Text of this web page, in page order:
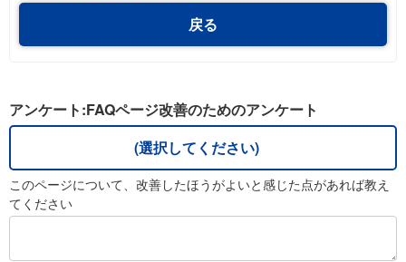
戻る
アンケート:FAQページ改善のためのアンケート
(選択してください)
このページについて、改善したほうがよいと感じた点があれば教え
てください